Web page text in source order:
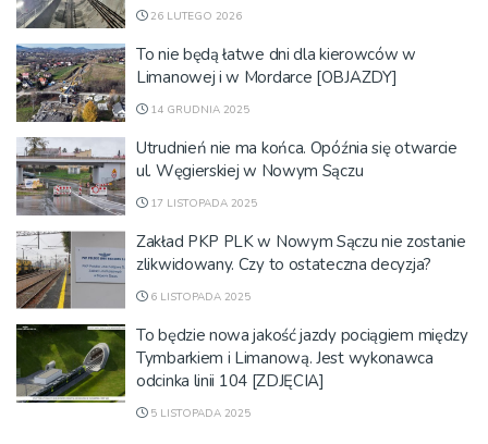
26 LUTEGO 2026
To nie będą łatwe dni dla kierowców w
Limanowej i w Mordarce [OBJAZDY]
14 GRUDNIA 2025
Utrudnień nie ma końca. Opóźnia się otwarcie
ul. Węgierskiej w Nowym Sączu
17 LISTOPADA 2025
Zakład PKP PLK w Nowym Sączu nie zostanie
zlikwidowany. Czy to ostateczna decyzja?
6 LISTOPADA 2025
To będzie nowa jakość jazdy pociągiem między
Tymbarkiem i Limanową. Jest wykonawca
odcinka linii 104 [ZDJĘCIA]
5 LISTOPADA 2025